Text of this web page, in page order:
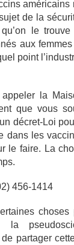
américains
de la
le
aux
point
la
que vous
décret-Loi
dans les
le faire. La
456-1414
choses
partager